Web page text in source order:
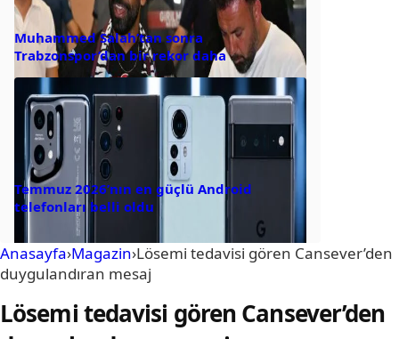
Muhammed Salah’tan sonra
Trabzonspor’dan bir rekor daha
Temmuz 2026’nın en güçlü Android
telefonları belli oldu
Anasayfa›Magazin›Lösemi tedavisi gören Cansever’den
duygulandıran mesaj
Lösemi tedavisi gören Cansever’den